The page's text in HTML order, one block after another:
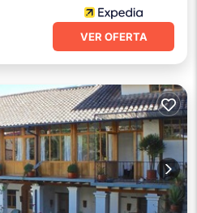
VER OFERTA